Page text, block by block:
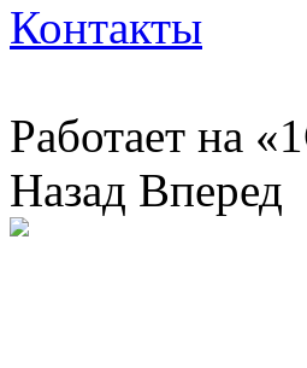
Контакты
Работает на
Назад Вперед